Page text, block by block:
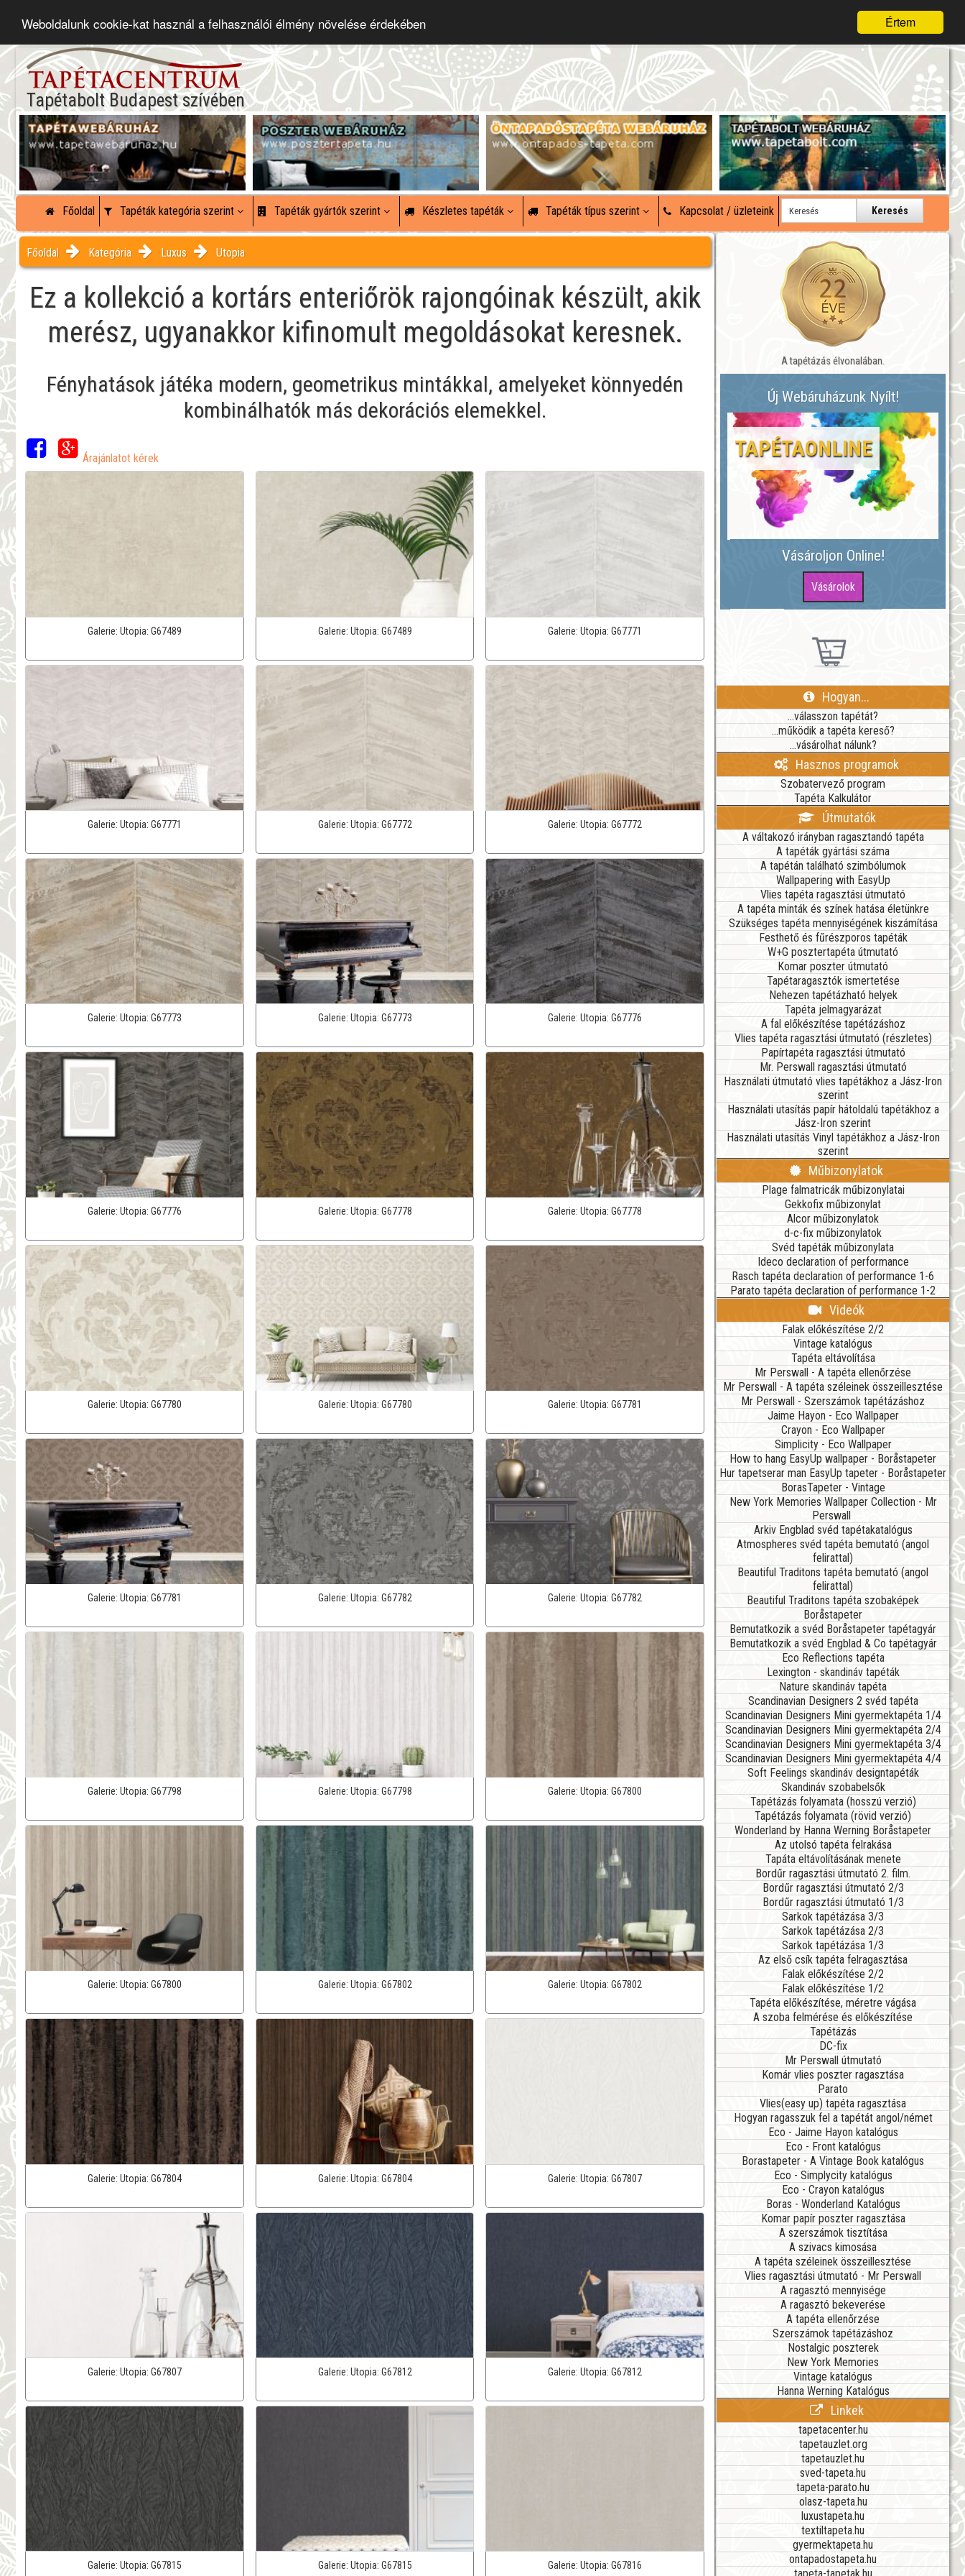
Értem
Weboldalunk cookie-kat használ a felhasználói élmény növelése érdekében
Tapétabolt Budapest szívében
Főoldal Tapéták kategória szerint Tapéták gyártók szerint Készletes tapéták Tapéták típus szerint Kapcsolat / üzleteink Keresés
Főoldal Kategória Luxus Utopia
Ez a kollekció a kortárs enteriőrök rajongóinak készült, akik
merész, ugyanakkor kifinomult megoldásokat keresnek.
Fényhatások játéka modern, geometrikus mintákkal, amelyeket könnyedén
kombinálhatók más dekorációs elemekkel.
Árajánlatot kérek
Galerie: Utopia: G67489 Galerie: Utopia: G67489 Galerie:Utopia:G67771
Galerie: Utopia: G67771 Galerie: Utopia: G67772 Galerie:Utopia:G67772
Galerie: Utopia: G67773 Galerie: Utopia: G67773 Galerie:Utopia:G67776
Galerie: Utopia: G67776 Galerie: Utopia: G67778 Galerie:Utopia:G67778
Galerie: Utopia: G67780 Galerie: Utopia: G67780 Galerie:Utopia:G67781
Galerie: Utopia: G67781 Galerie: Utopia: G67782 Galerie:Utopia:G67782
Galerie: Utopia: G67798 Galerie: Utopia: G67798 Galerie:Utopia:G67800
Galerie: Utopia: G67800 Galerie: Utopia: G67802 Galerie:Utopia:G67802
Galerie: Utopia: G67804 Galerie: Utopia: G67804 Galerie:Utopia:G67807
Galerie: Utopia: G67807 Galerie: Utopia: G67812 Galerie:Utopia:G67812
Galerie: Utopia: G67815 Galerie: Utopia: G67815 Galerie:Utopia:G67816
A tapétázás élvonalában.
Új Webáruházunk Nyílt!
TAPÉTAONLINE
Vásároljon Online!
Hogyan...
...válasszon tapétát?
...működik a tapéta kereső?
...vásárolhat nálunk?
Hasznos programok
Szobatervező program
Tapéta Kalkulátor
Útmutatók
A váltakozó irányban ragasztandó tapéta
A tapéták gyártási száma
A tapétán található szimbólumok
Wallpapering with EasyUp
Vlies tapéta ragasztási útmutató
A tapéta minták és színek hatása életünkre
Szükséges tapéta mennyiségének kiszámítása
Festhető és fűrészporos tapéták
W+G posztertapéta útmutató
Komar poszter útmutató
Tapétaragasztók ismertetése
Nehezen tapétázható helyek
Tapéta jelmagyarázat
A fal előkészítése tapétázáshoz
Vlies tapéta ragasztási útmutató (részletes)
Papírtapéta ragasztási útmutató
Mr. Perswall ragasztási útmutató
Használati útmutató vlies tapétákhoz a Jász-Iron
szerint
Használati utasítás papír hátoldalú tapétákhoz a
Jász-Iron szerint
Használati utasítás Vinyl tapétákhoz a Jász-Iron
szerint
Műbizonylatok
Plage falmatricák műbizonylatai
Gekkofix műbizonylat
Alcor műbizonylatok
d-c-fix műbizonylatok
Svéd tapéták műbizonylata
Ideco declaration of performance
Rasch tapéta declaration of performance 1-6
Parato tapéta declaration of performance 1-2
Videók
Falak előkészítése 2/2
Vintage katalógus
Tapéta eltávolítása
Mr Perswall - A tapéta ellenőrzése
Mr Perswall - A tapéta széleinek összeillesztése
Mr Perswall - Szerszámok tapétázáshoz
Jaime Hayon - Eco Wallpaper
Crayon - Eco Wallpaper
Simplicity - Eco Wallpaper
How to hang EasyUp wallpaper - Boråstapeter
Hur tapetserar man EasyUp tapeter - Boråstapeter
BorasTapeter - Vintage
New York Memories Wallpaper Collection - Mr
Perswall
Arkiv Engblad svéd tapétakatalógus
Atmospheres svéd tapéta bemutató (angol
felirattal)
Beautiful Traditons tapéta bemutató (angol
felirattal)
Beautiful Traditons tapéta szobaképek
Boråstapeter
Bemutatkozik a svéd Boråstapeter tapétagyár
Bemutatkozik a svéd Engblad & Co tapétagyár
Eco Reflections tapéta
Lexington - skandináv tapéták
Nature skandináv tapéta
Scandinavian Designers 2 svéd tapéta
Scandinavian Designers Mini gyermektapéta 1/4
Scandinavian Designers Mini gyermektapéta 2/4
Scandinavian Designers Mini gyermektapéta 3/4
Scandinavian Designers Mini gyermektapéta 4/4
Soft Feelings skandináv designtapéták
Skandináv szobabelsők
Tapétázás folyamata (hosszú verzió)
Tapétázás folyamata (rövid verzió)
Wonderland by Hanna Werning Boråstapeter
Az utolsó tapéta felrakása
Tapáta eltávolításának menete
Bordűr ragasztási útmutató 2. film.
Bordűr ragasztási útmutató 2/3
Bordűr ragasztási útmutató 1/3
Sarkok tapétázása 3/3
Sarkok tapétázása 2/3
Sarkok tapétázása 1/3
Az első csík tapéta felragasztása
Falak előkészítése 2/2
Falak előkészítése 1/2
Tapéta előkészítése, méretre vágása
A szoba felmérése és előkészítése
Tapétázás
DC-fix
Mr Perswall útmutató
Komár vlies poszter ragasztása
Parato
Vlies(easy up) tapéta ragasztása
Hogyan ragasszuk fel a tapétát angol/német
Eco - Jaime Hayon katalógus
Eco - Front katalógus
Borastapeter - A Vintage Book katalógus
Eco - Simplycity katalógus
Eco - Crayon katalógus
Boras - Wonderland Katalógus
Komar papír poszter ragasztása
A szerszámok tisztítása
A szivacs kimosása
A tapéta széleinek összeillesztése
Vlies ragasztási útmutató - Mr Perswall
A ragasztó mennyisége
A ragasztó bekeverése
A tapéta ellenőrzése
Szerszámok tapétázáshoz
Nostalgic poszterek
New York Memories
Vintage katalógus
Hanna Werning Katalógus
Linkek
tapetacenter.hu
tapetauzlet.org
tapetauzlet.hu
sved-tapeta.hu
tapeta-parato.hu
olasz-tapeta.hu
luxustapeta.hu
textiltapeta.hu
gyermektapeta.hu
ontapadostapeta.hu
tapeta-tapetak.hu